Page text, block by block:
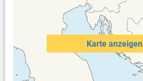
Karte anzeigen